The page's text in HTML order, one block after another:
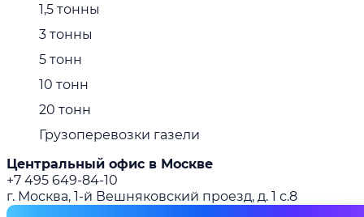
1,5 тонны
3 тонны
5 тонн
10 тонн
20 тонн
Грузоперевозки газели
Центральный офис в Москве
+7 495 649-84-10
г. Москва, 1-й Вешняковский проезд, д. 1 с.8